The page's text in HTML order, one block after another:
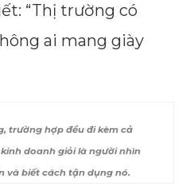
“Thị trường có
ai mang giày
trường hợp đều đi kèm cả
doanh giỏi là người nhìn
và biết cách tận dụng nó.